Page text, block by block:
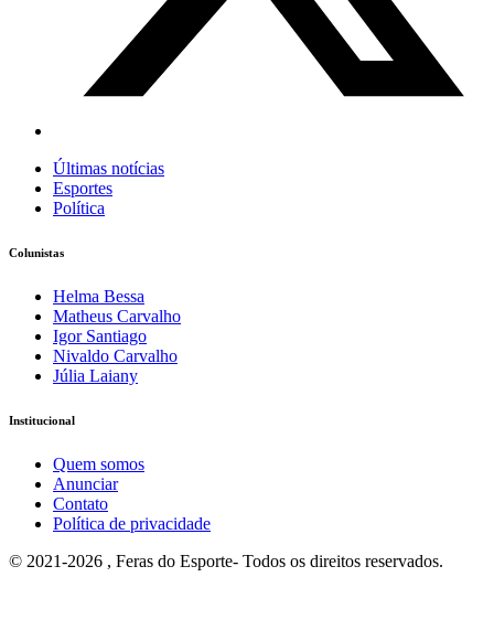
Últimas notícias
Esportes
Política
Colunistas
Helma Bessa
Matheus Carvalho
Igor Santiago
Nivaldo Carvalho
Júlia Laiany
Institucional
Quem somos
Anunciar
Contato
Política de privacidade
© 2021-2026 , Feras do Esporte- Todos os direitos reservados.